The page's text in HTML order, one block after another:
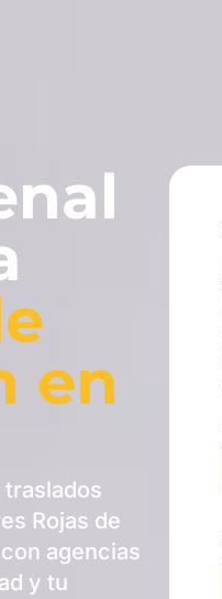
en
Rojas de
agencias
y tu